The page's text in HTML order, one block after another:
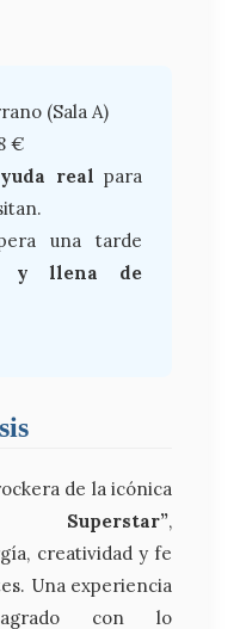
(Sala A)
€
real para
una tarde
y llena de
de la icónica
Superstar”,
creatividad y fe
Una experiencia
con lo